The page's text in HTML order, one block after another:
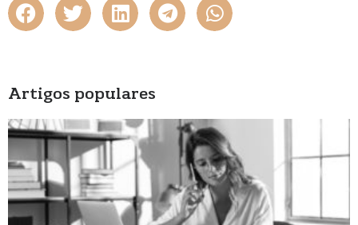
Artigos populares